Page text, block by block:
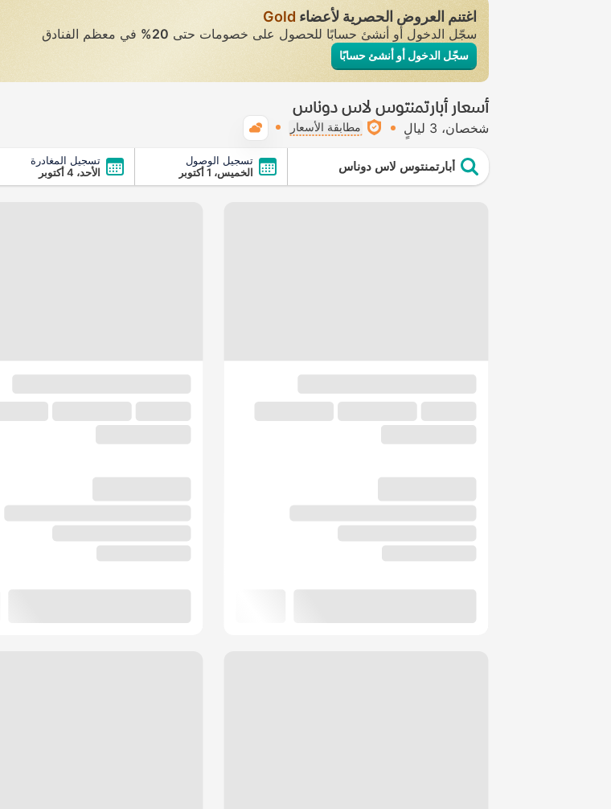
اغتنم العروض الحصرية لأعضاء Gold
سجّل الدخول أو أنشئ حسابًا للحصول على خصومات حتى 20% في معظم الفنادق
سجّل الدخول أو أنشئ حسابًا
أسعار أبارتمنتوس لاس دوناس
شخصان 3 ليالٍ مطابقة الأسعار
أبارتمنتوس لاس دوناس
تسجيل الوصول
الخميس، 1 أكتوبر
تسجيل المغادرة
الأحد، 4 أكتوبر